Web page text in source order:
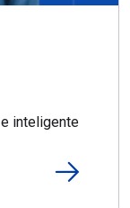
inteligente